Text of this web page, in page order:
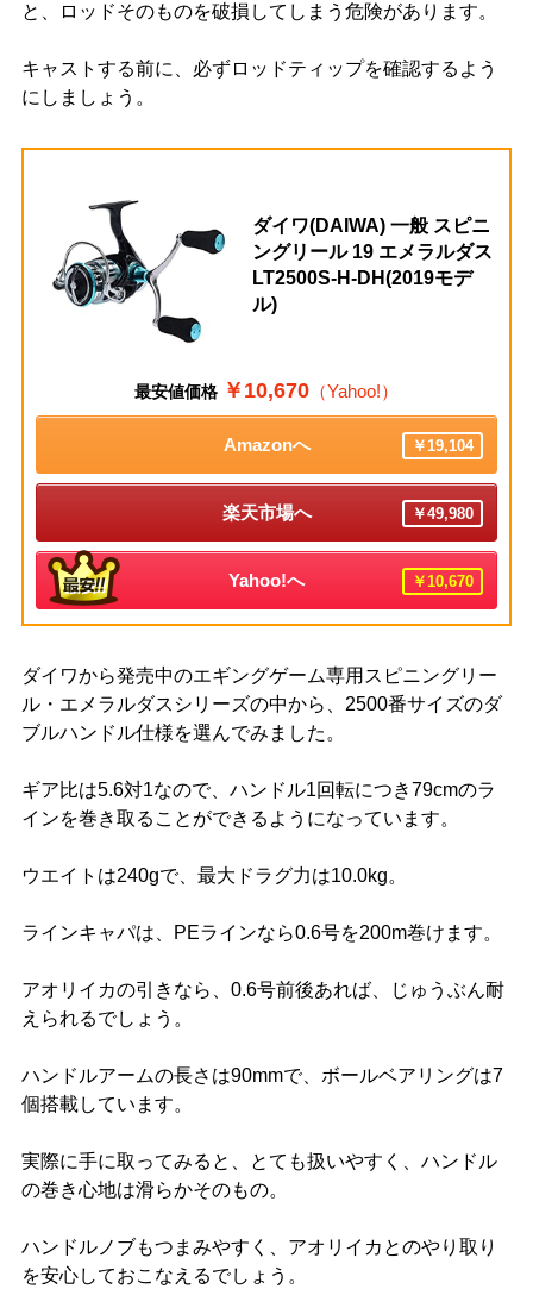
と、ロッドそのものを破損してしまう危険があります。
キャストする前に、必ずロッドティップを確認するよう
にしましょう。
ダイワ(DAIWA) 一般 スピニ
ングリール 19 エメラルダス
LT2500S-H-DH(2019モデ
ル)
最安値価格 ￥10,670 （Yahoo!）
Amazonへ ￥19,104
楽天市場へ ￥49,980
Yahoo!へ ￥10,670
ダイワから発売中のエギングゲーム専用スピニングリー
ル・エメラルダスシリーズの中から、2500番サイズのダ
ブルハンドル仕様を選んでみました。
ギア比は5.6対1なので、ハンドル1回転につき79cmのラ
インを巻き取ることができるようになっています。
ウエイトは240gで、最大ドラグ力は10.0kg。
ラインキャパは、PEラインなら0.6号を200m巻けます。
アオリイカの引きなら、0.6号前後あれば、じゅうぶん耐
えられるでしょう。
ハンドルアームの長さは90mmで、ボールベアリングは7
個搭載しています。
実際に手に取ってみると、とても扱いやすく、ハンドル
の巻き心地は滑らかそのもの。
ハンドルノブもつまみやすく、アオリイカとのやり取り
を安心しておこなえるでしょう。